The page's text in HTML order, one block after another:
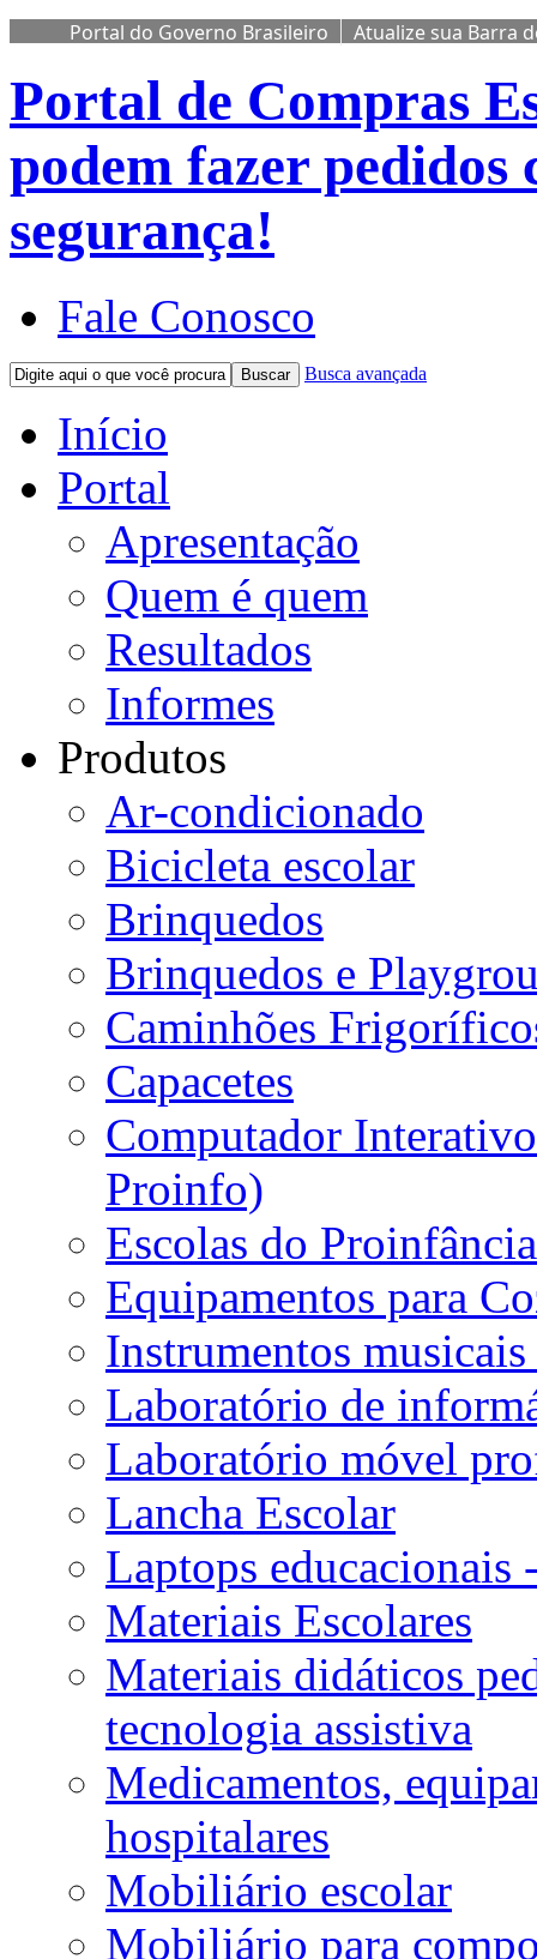
Portal do Governo Brasileiro Atualize sua Barra
Portal de Compras
podem fazer pedidos
segurança!
Fale Conosco
Buscar Busca avançada
Início
Portal
Apresentação
Quem é quem
Resultados
Informes
Produtos
Ar-condicionado
Bicicleta escolar
Brinquedos
Brinquedos e
Caminhões
Capacetes
Computador
Proinfo)
Escolas do
Equipamentos para
Instrumentos
Laboratório de
Laboratório móvel
Lancha Escolar
Laptops educacionais
Materiais Escolares
Materiais didáticos
tecnologia assistiva
Medicamentos,
hospitalares
Mobiliário escolar
Mobiliário para